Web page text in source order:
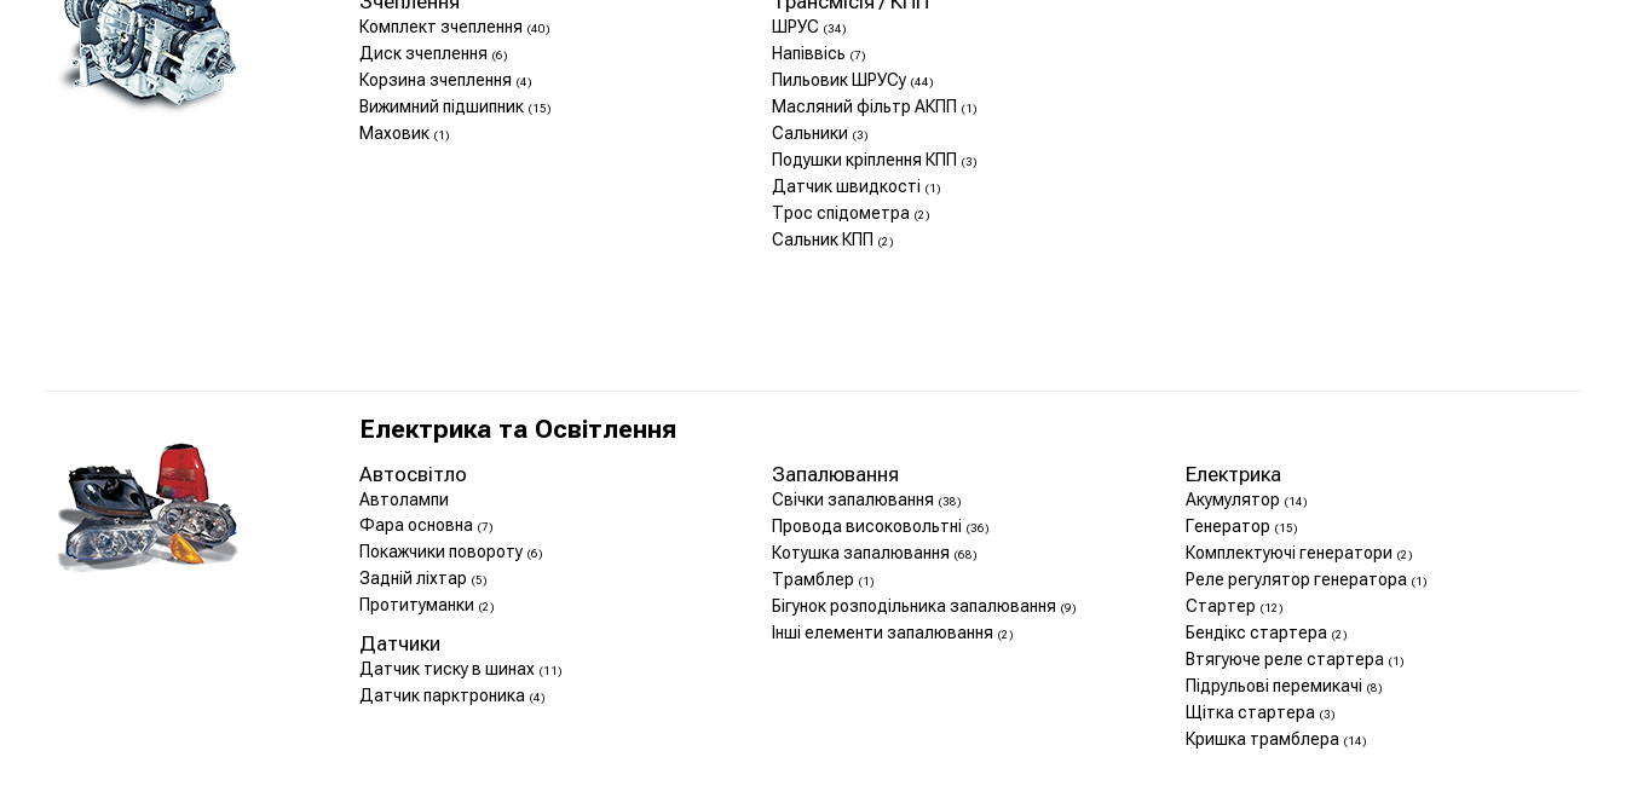
Комплект зчеплення (40)
Диск зчеплення (6)
Корзина зчеплення (4)
Вижимний підшипник (15)
Маховик (1)
ШРУС (34)
Напіввісь (7)
Пильовик ШРУСу (44)
Масляний фільтр АКПП (1)
Сальники (3)
Подушки кріплення КПП (3)
Датчик швидкості (1)
Трос спідометра (2)
Сальник КПП (2)
Електрика та Освітлення
Автосвітло
Автолампи
Фара основна (7)
Покажчики повороту (6)
Задній ліхтар (5)
Протитуманки (2)
Запалювання
Свічки запалювання (38)
Провода високовольтні (36)
Котушка запалювання (68)
Трамблер (1)
Бігунок розподільника запалювання (9)
Інші елементи запалювання (2)
Електрика
Акумулятор (14)
Генератор (15)
Комплектуючі генератори (2)
Реле регулятор генератора (1)
Стартер (12)
Бендікс стартера (2)
Втягуюче реле стартера (1)
Підрульові перемикачі (8)
Щітка стартера (3)
Кришка трамблера (14)
Датчики
Датчик тиску в шинах (11)
Датчик парктроника (4)